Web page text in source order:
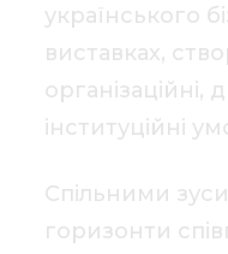
українського
виставках,
організаційні,
інституційні
Спільними
горизонти